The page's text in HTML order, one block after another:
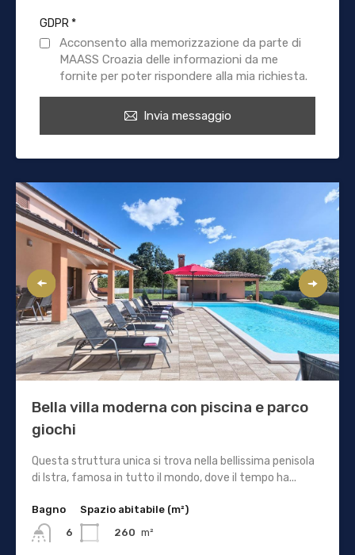
GDPR*
Acconsento alla memorizzazione da parte di
MAASS Croazia delle informazioni da me
fornite per poter rispondere alla mia richiesta.
Invia messaggio
Bella villa moderna con piscina e parco
giochi
Questa struttura unica si trova nella bellissima penisola
di Istra, famosa in tutto il mondo, dove il tempo ha...
Bagno
6
Spazio abitabile (m²)
260 m²